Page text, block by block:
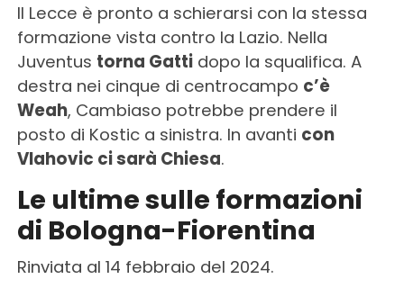
Il Lecce è pronto a schierarsi con la stessa
formazione vista contro la Lazio. Nella
Juventus torna Gattidopo la squalifica. A
destra nei cinque di centrocampo c’è
Weah, Cambiaso potrebbe prendere il
posto di Kostic a sinistra. In avanti con
Vlahovic ci sarà Chiesa.
Le ultime sulle formazioni
di Bologna-Fiorentina
Rinviata al 14 febbraio del 2024.